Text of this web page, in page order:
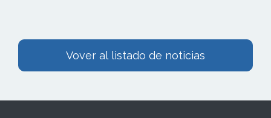
Vover al listado de noticias